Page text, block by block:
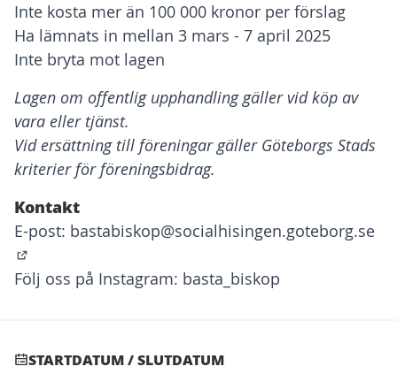
Inte kosta mer än 100 000 kronor per förslag
Ha lämnats in mellan 3 mars - 7 april 2025
Inte bryta mot lagen
Lagen om offentlig upphandling gäller vid köp av
vara eller tjänst.
Vid ersättning till föreningar gäller Göteborgs Stads
kriterier för föreningsbidrag.
Kontakt
E-post: bastabiskop@socialhisingen.goteborg.se
(Öppnas i en ny flik)
Följ oss på Instagram: basta_biskop
STARTDATUM / SLUTDATUM